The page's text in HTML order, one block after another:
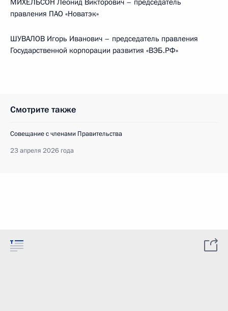
МИХЕЛЬСОН Леонид Викторович – председатель
правления ПАО «Новатэк»
ШУВАЛОВ Игорь Иванович – председатель правления
Государственной корпорации развития «ВЭБ.РФ»
Смотрите также
Совещание с членами Правительства
23 апреля 2026 года